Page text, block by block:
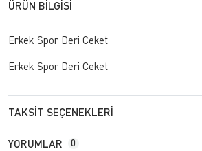
ÜRÜN BILGISI
Erkek Spor Deri Ceket
Erkek Spor Deri Ceket
TAKSIT SEÇENEKLERI
YORUMLAR 0